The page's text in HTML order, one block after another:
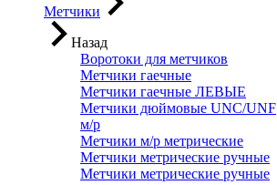
Метчики
Назад
Воротоки для метчиков
Метчики гаечные
Метчики гаечные ЛЕВЫЕ
Метчики дюймовые UNC/UNF
м/р
Метчики м/р метрические
Метчики метрические ручные
Метчики метрические ручные